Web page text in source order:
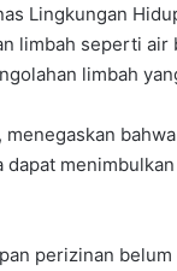
Lingkungan
limbah seperti
limbah
menegaskan
dapat
perizinan